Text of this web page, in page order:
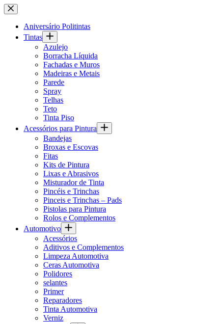
Pular
para
conteúdo
Aniversário Politintas
Tintas
Azulejo
Borracha Líquida
Fachadas e Muros
Madeiras e Metais
Parede
Spray
Telhas
Teto
Tinta Piso
Acessórios para Pintura
Bandejas
Broxas e Escovas
Fitas
Kits de Pintura
Lixas e Abrasivos
Misturador de Tinta
Pincéis e Trinchas
Pinceis e Trinchas – Pads
Pistolas para Pintura
Rolos e Complementos
Automotivo
Acessórios
Aditivos e Complementos
Limpeza Automotiva
Ceras Automotiva
Polidores
selantes
Primer
Reparadores
Tinta Automotiva
Verniz